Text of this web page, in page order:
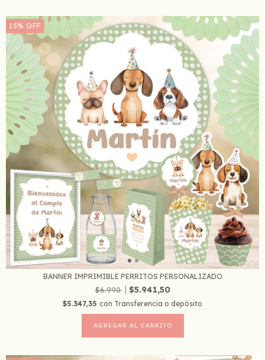
15% OFF
BANNER IMPRIMIBLE PERRITOS PERSONALIZADO
$6.990
$5.941,50
$5.347,35 con Transferencia o depósito